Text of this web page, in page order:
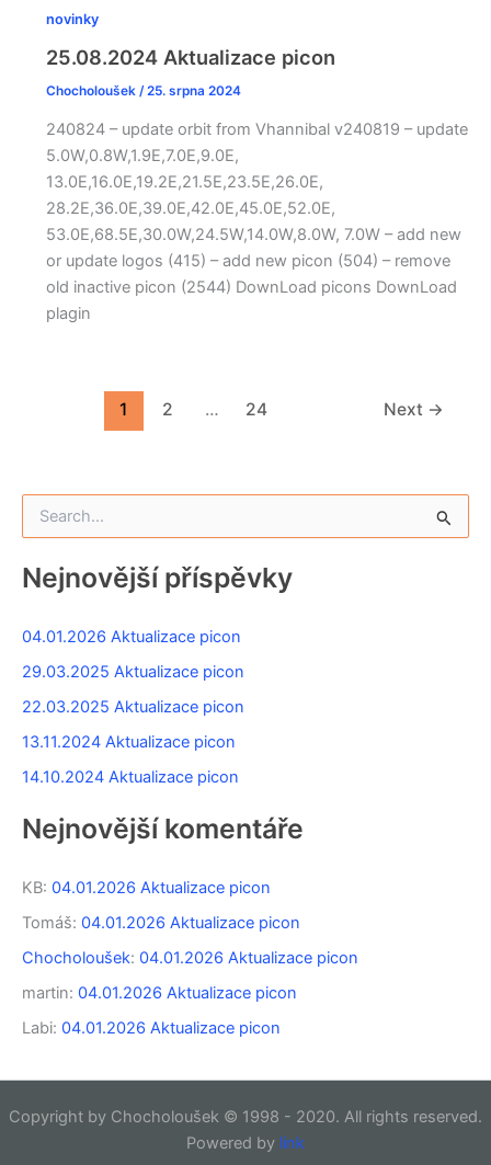
novinky
25.08.2024 Aktualizace picon
Chocholoušek /25. srpna 2024
240824 – update orbit from Vhannibal v240819 – update
5.0W,0.8W,1.9E,7.0E,9.0E,
13.0E,16.0E,19.2E,21.5E,23.5E,26.0E,
28.2E,36.0E,39.0E,42.0E,45.0E,52.0E,
53.0E,68.5E,30.0W,24.5W,14.0W,8.0W, 7.0W – add new
or update logos (415) – add new picon (504) – remove
old inactive picon (2544) DownLoad picons DownLoad
plagin
1 2 … 24 Next →
l
e
a
p
r
:
Nejnovější příspěvky
04.01.2026 Aktualizace picon
29.03.2025 Aktualizace picon
22.03.2025 Aktualizace picon
13.11.2024 Aktualizace picon
14.10.2024 Aktualizace picon
Nejnovější komentáře
KB: 04.01.2026 Aktualizace picon
Tomáš: 04.01.2026 Aktualizace picon
Chocholoušek: 04.01.2026 Aktualizace picon
martin: 04.01.2026 Aktualizace picon
Labi: 04.01.2026 Aktualizace picon
Copyright by Chocholoušek © 1998 - 2020. All rights reserved.
Powered by link